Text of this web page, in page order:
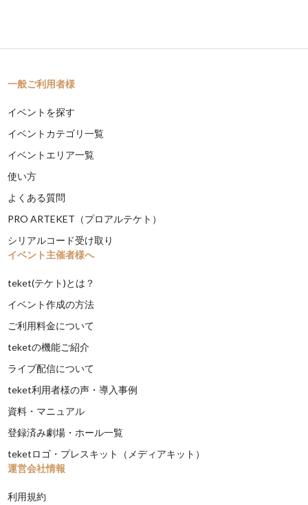
一般ご利用者様
イベントを探す
イベントカテゴリ一覧
イベントエリア一覧
使い方
よくある質問
PRO ARTEKET（プロアルテケト）
シリアルコード受け取り
イベント主催者様へ
teket(テケト)とは？
イベント作成の方法
ご利用料金について
teketの機能ご紹介
ライブ配信について
teket利用者様の声・導入事例
資料・マニュアル
登録済み劇場・ホール一覧
teketロゴ・プレスキット（メディアキット）
運営会社情報
利用規約